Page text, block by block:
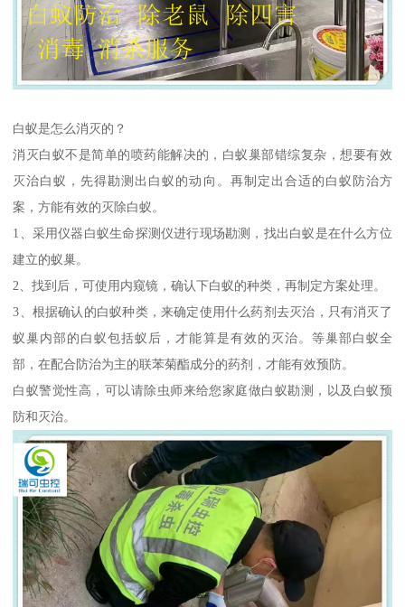
白蚁是怎么消灭的？
消灭白蚁不是简单的喷药能解决的，白蚁巢部错综复杂，想要有效
灭治白蚁，先得勘测出白蚁的动向。再制定出合适的白蚁防治方
案，方能有效的灭除白蚁。
1、采用仪器白蚁生命探测仪进行现场勘测，找出白蚁是在什么方位
建立的蚁巢。
2、找到后，可使用内窥镜，确认下白蚁的种类，再制定方案处理。
3、根据确认的白蚁种类，来确定使用什么药剂去灭治，只有消灭了
蚁巢内部的白蚁包括蚁后，才能算是有效的灭治。等巢部白蚁全
部，在配合防治为主的联苯菊酯成分的药剂，才能有效预防。
白蚁警觉性高，可以请除虫师来给您家庭做白蚁勘测，以及白蚁预
防和灭治。